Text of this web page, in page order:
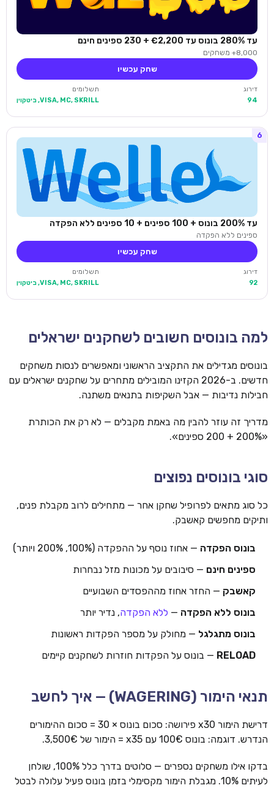
עד 280% בונוס עד €2,200 + 230 ספינים חינם
8,000+ משחקים
שחק עכשיו
דירוג
94
תשלומים
VISA, MC, SKRILL, ביטקוין
6
עד 200% בונוס + 100 ספינים + 10 ספינים ללא הפקדה
ספינים ללא הפקדה
שחק עכשיו
דירוג
92
תשלומים
VISA, MC, SKRILL, ביטקוין
למה בונוסים חשובים לשחקנים ישראלים
בונוסים מגדילים את התקציב הראשוני ומאפשרים לנסות משחקים
חדשים. ב-2026 הקזינו המובילים מתחרים על שחקנים ישראלים עם
חבילות נדיבות — אבל השקיפות בתנאים משתנה.
מדריך זה עוזר להבין מה באמת מקבלים — לא רק את הכותרת
«200% + 200 ספינים».
סוגי בונוסים נפוצים
כל סוג מתאים לפרופיל שחקן אחר — מתחילים לרוב מקבלת פנים,
ותיקים מחפשים קאשבק.
בונוס הפקדה — אחוז נוסף על ההפקדה (100%, 200% ויותר)
ספינים חינם — סיבובים על מכונות מזל נבחרות
קאשבק — החזר אחוז מההפסדים השבועיים
בונוס ללא הפקדה — ללא הפקדה, נדיר יותר
בונוס מתגלגל — מחולק על מספר הפקדות ראשונות
RELOAD — בונוס על הפקדות חוזרות לשחקנים קיימים
תנאי הימור (WAGERING) — איך לחשב
דרישת הימור x30 פירושה: סכום בונוס × 30 = סכום ההימורים
הנדרש. דוגמה: בונוס 100€ עם x35 = הימור של 3,500€.
בדקו אילו משחקים נספרים — סלוטים בדרך כלל 100%, שולחן
לעיתים 10%. מגבלת הימור מקסימלי בזמן בונוס פעיל עלולה לבטל